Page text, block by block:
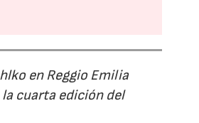
en Reggio Emilia
cuarta edición del